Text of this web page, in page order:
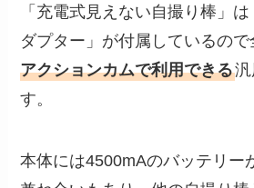
「充電式見えない自撮り棒」
ダプター」が付属しているの
アクションカムで利用できる
す。
本体には4500mAのバッテリー